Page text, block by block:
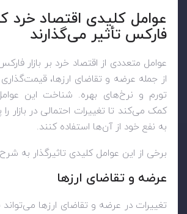
عوامل کلیدی اقتصاد خرد که
فارکس تأثیر می‌گذارند
عوامل متعددی از اقتصاد خرد بر بازار
از جمله عرضه و تقاضای ارزها،
تورم و نرخ‌های بهره. شناخت این
کمک می‌کند تا تغییرات احتمالی در بازار
به نفع خود از آن‌ها استفاده کنند.
برخی از این عوامل کلیدی تاثیرگذار به
عرضه و تقاضای ارزها
تغییرات در عرضه و تقاضای ارزها